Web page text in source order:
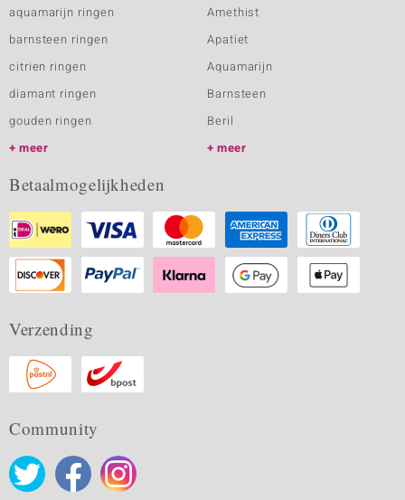
aquamarijn ringen
barnsteen ringen
citrien ringen
diamant ringen
gouden ringen
meer
Amethist
Apatiet
Aquamarijn
Barnsteen
Beril
meer
Betaalmogelijkheden
Verzending
Community